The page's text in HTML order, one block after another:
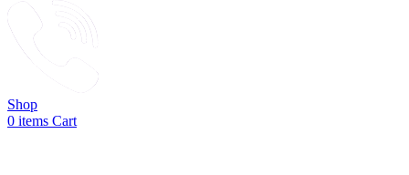
Shop
0 items Cart